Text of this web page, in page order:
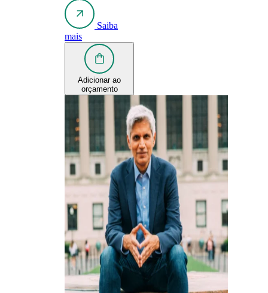
Saiba
mais
Adicionar ao
orçamento